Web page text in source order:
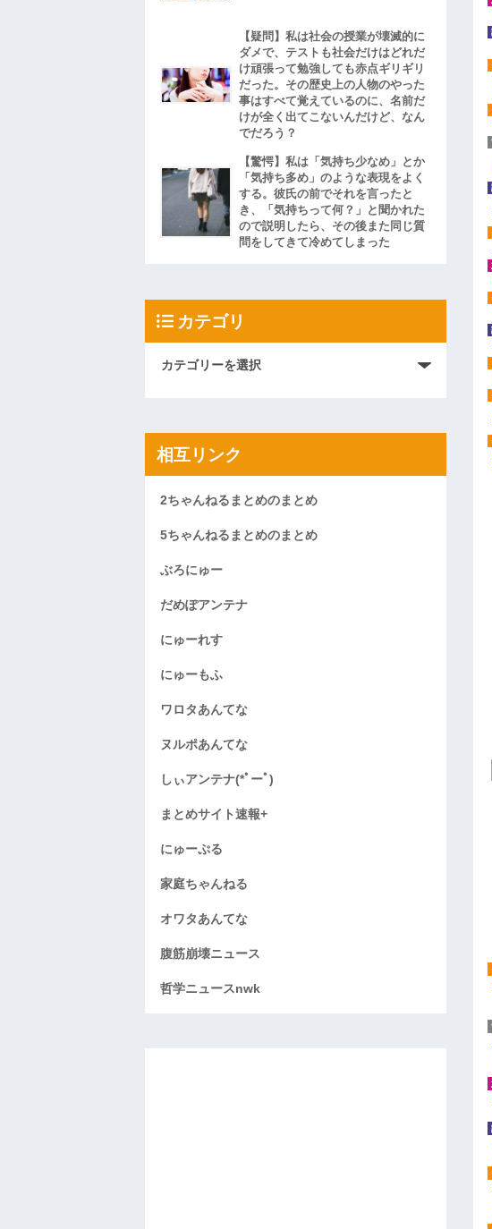
【疑問】私は社会の授業が壊滅的に
ダメで、テストも社会だけはどれだ
け頑張って勉強しても赤点ギリギリ
だった。その歴史上の人物のやった
事はすべて覚えているのに、名前だ
けが全く出てこないんだけど、なん
でだろう？
【驚愕】私は「気持ち少なめ」とか
「気持ち多め」のような表現をよく
する。彼氏の前でそれを言ったと
き、「気持ちって何？」と聞かれた
ので説明したら、その後また同じ質
問をしてきて冷めてしまった
カテゴリ
相互リンク
2ちゃんねるまとめのまとめ
5ちゃんねるまとめのまとめ
ぶろにゅー
だめぽアンテナ
にゅーれす
にゅーもふ
ワロタあんてな
ヌルポあんてな
しぃアンテナ(*ﾟーﾟ)
まとめサイト速報+
にゅーぷる
家庭ちゃんねる
オワタあんてな
腹筋崩壊ニュース
哲学ニュースnwk